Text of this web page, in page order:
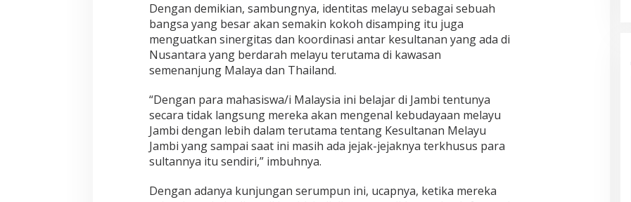
Dengan demikian, sambungnya, identitas melayu sebagai sebuah
bangsa yang besar akan semakin kokoh disamping itu juga
menguatkan sinergitas dan koordinasi antar kesultanan yang ada di
Nusantara yang berdarah melayu terutama di kawasan
semenanjung Malaya dan Thailand.
“Dengan para mahasiswa/i Malaysia ini belajar di Jambi tentunya
secara tidak langsung mereka akan mengenal kebudayaan melayu
Jambi dengan lebih dalam terutama tentang Kesultanan Melayu
Jambi yang sampai saat ini masih ada jejak-jejaknya terkhusus para
sultannya itu sendiri,” imbuhnya.
Dengan adanya kunjungan serumpun ini, ucapnya, ketika mereka